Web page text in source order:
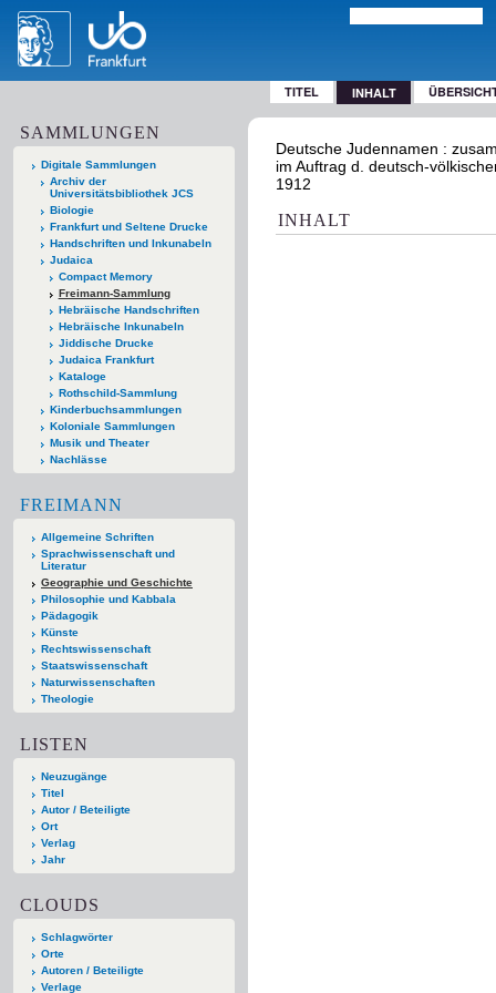
TITEL INHALT
SAMMLUNGEN
Digitale Sammlungen
Archiv der
Universitätsbibliothek JCS
Biologie
Frankfurt und Seltene Drucke
Handschriften und Inkunabeln
Judaica
Compact Memory
Freimann-Sammlung
Hebräische Handschriften
Hebräische Inkunabeln
Jiddische Drucke
Judaica Frankfurt
Kataloge
Rothschild-Sammlung
Kinderbuchsammlungen
Koloniale Sammlungen
Musik und Theater
Nachlässe
FREIMANN
Allgemeine Schriften
Sprachwissenschaft und
Literatur
Geographie und Geschichte
Philosophie und Kabbala
Pädagogik
Künste
Rechtswissenschaft
Staatswissenschaft
Naturwissenschaften
Theologie
LISTEN
Neuzugänge
Titel
Autor / Beteiligte
Ort
Verlag
Jahr
CLOUDS
Schlagwörter
Orte
Autoren / Beteiligte
Verlage
Deutsche Judennamen :
im Auftrag d. deutsch-
1912
INHALT